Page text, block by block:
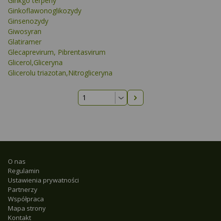
Ginkoflawonoglikozydy
Ginsenozydy
Giwosyran
Glatiramer
Glecaprevirum, Pibrentasvirum
Glicerol,Gliceryna
Glicerolu triazotan,Nitrogliceryna
Następna strona
O nas
Regulamin
Ustawienia prywatności
Partnerzy
Współpraca
Mapa strony
Kontakt